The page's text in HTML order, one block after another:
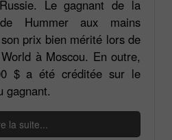
Le gagnant de la
Hummer aux mains
prix bien mérité lors de
à Moscou. En outre,
$ a été créditée sur le
gagnant.
la suite...